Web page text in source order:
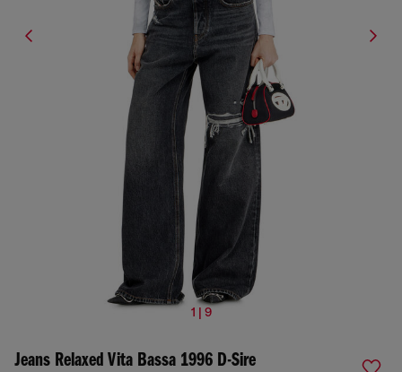
1 | 9
Jeans Relaxed Vita Bassa 1996 D-Sire